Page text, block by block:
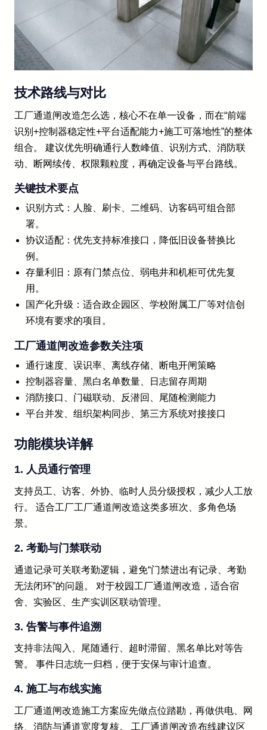
技术路线与对比
工厂通道闸改造怎么选，核心不在单一设备，而在“前端
识别+控制器稳定性+平台适配能力+施工可落地性”的整体
组合。 建议优先明确通行人数峰值、识别方式、消防联
动、断网续传、权限颗粒度，再确定设备与平台路线。
关键技术要点
识别方式：人脸、刷卡、二维码、访客码可组合部
署。
协议适配：优先支持标准接口，降低旧设备替换比
例。
存量利旧：原有门禁点位、弱电井和机柜可优先复
用。
国产化升级：适合政企园区、学校附属工厂等对信创
环境有要求的项目。
工厂通道闸改造参数关注项
通行速度、误识率、离线存储、断电开闸策略
控制器容量、黑白名单数量、日志留存周期
消防接口、门磁联动、反潜回、尾随检测能力
平台并发、组织架构同步、第三方系统对接接口
功能模块详解
1. 人员通行管理
支持员工、访客、外协、临时人员分级授权，减少人工放
行。 适合工厂工厂通道闸改造这类多班次、多角色场
景。
2. 考勤与门禁联动
通道记录可关联考勤逻辑，避免“门禁进出有记录、考勤
无法闭环”的问题。 对于校园工厂通道闸改造，适合宿
舍、实验区、生产实训区联动管理。
3. 告警与事件追溯
支持非法闯入、尾随通行、超时滞留、黑名单比对等告
警。 事件日志统一归档，便于安保与审计追查。
4. 施工与布线实施
工厂通道闸改造施工方案应先做点位踏勘，再做供电、网
络、消防与通道宽度复核。 工厂通道闸改造布线建议区